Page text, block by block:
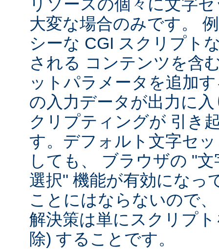
リソースの個々に文字
大変な場合のみです。
シーな CGI スクリプト
される コンテンツを含
ットパラメータを追加
の入力データが出力に
クリプティングが 引き
す。デフォルト文字セ
しても、 ブラウザの "
選択" 機能が有効になっ
ことにはならないので
解決策は単にスクリプ
除) することです。